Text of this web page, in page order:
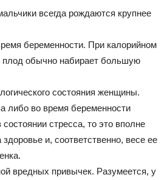
всегда рождаются крупнее
беременности. При калорийном
плод обычно набирает большую
состояния женщины.
либо во время беременности
стресса, то это вполне
и, соответственно, весе ее
вредных привычек. Разумеется, у